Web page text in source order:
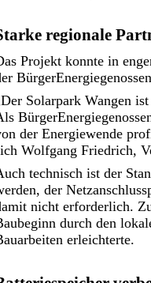
regionale
Projekt konnte in
Solarpark Wangen
der Energiewende
Wolfgang Friedrich,
technisch ist der
der
nicht erforderlich.
durch den
erleichterte.